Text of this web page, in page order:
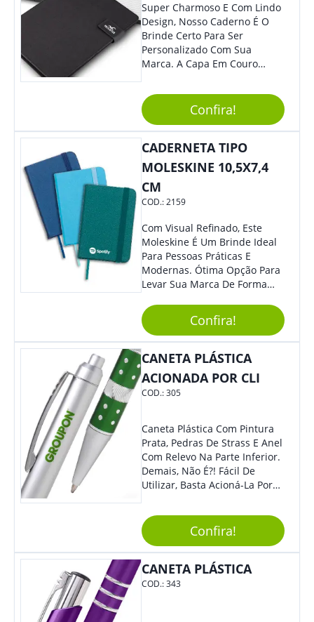
Super Charmoso E Com Lindo
Design, Nosso Caderno É O
Brinde Certo Para Ser
Personalizado Com Sua
Marca. A Capa Em Couro
Elástico Permite Maior
Segurança Ao Carregá-Lo.
Ofereça A Seus Clientes E
Colaboradores, Sem Dúvidas
Eles Irão Adorar.
Confira!
CADERNETA TIPO
MOLESKINE 10,5X7,4
CM
COD.:2159
Com Visual Refinado, Este
Moleskine É Um Brinde Ideal
Para Pessoas Práticas E
Modernas. Ótima Opção Para
Levar Sua Marca De Forma
Sua Empresa Em Eventos,
Reuniões Corporativas Ou Até
Mesmo Para Presentear
Colaboradores E Parceiros De
Confira!
CANETA PLÁSTICA
ACIONADA POR CLI
COD.:305
Caneta Plástica Com Pintura
Prata, Pedras De Strass E Anel
Com Relevo Na Parte Inferior.
Demais, Não É?! Fácil De
Utilizar, Basta Acioná-La Por
Confira!
CANETA PLÁSTICA
COD.:343